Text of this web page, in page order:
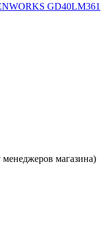
GD40LM361
менеджеров магазина)